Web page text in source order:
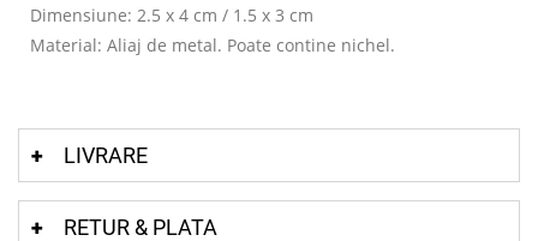
Dimensiune: 2.5 x 4 cm / 1.5 x 3 cm
Material: Aliaj de metal. Poate contine nichel.
LIVRARE
RETUR & PLATA